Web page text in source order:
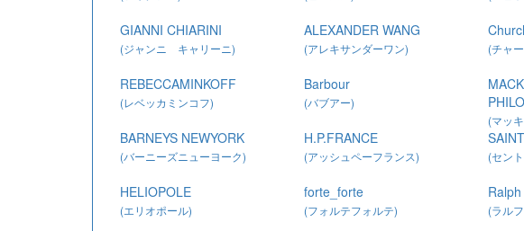
GIANNI CHIARINI
(ジャンニ キャリーニ)
ALEXANDER WANG
(アレキサンダーワン) (チャ
REBECCAMINKOFF
(レベッカミンコフ)
Barbour
(バブアー)
(マッ
ー)
BARNEYS NEWYORK
(バーニーズニューヨーク)
H.P.FRANCE
(アッシュペーフランス) (セン
HELIOPOLE
(エリオポール)
forte_forte
(フォルテフォルテ) (ラル